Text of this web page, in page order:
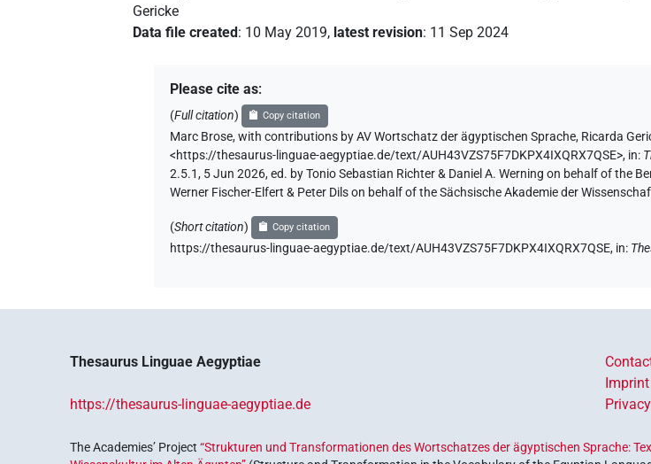
Gericke
Data file created: 10 May 2019, latest revision: 11 Sep 2024
Please cite as:
(Full citation) Copy citation
Marc Brose,with contributions by AV Wortschatz der ägyptischen Sprache, Ricarda
<https://thesaurus-linguae-aegyptiae.de/text/AUH43VZS75F7DKPX4IXQRX7QSE>, in:
2.5.1, 5 Jun 2026, ed. by Tonio Sebastian Richter & Daniel A. Werning on behalf of the
Werner Fischer-Elfert & Peter Dils on behalf of the Sächsische Akademie der
(Short citation) Copy citation
https://thesaurus-linguae-aegyptiae.de/text/AUH43VZS75F7DKPX4IXQRX7QSE, in:
Thesaurus Linguae Aegyptiae
https://thesaurus-linguae-aegyptiae.de
Imprint
The Academies’ Project“Strukturen und Transformationen des Wortschatzes der ägyptischen Sprache: